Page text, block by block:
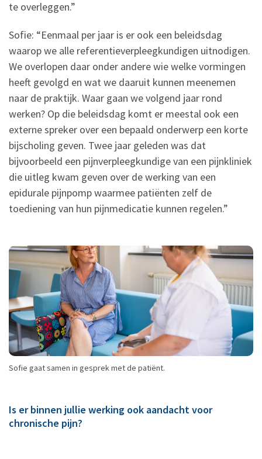
te overleggen.”
Sofie: “Eenmaal per jaar is er ook een beleidsdag
waarop we alle referentieverpleegkundigen uitnodigen.
We overlopen daar onder andere wie welke vormingen
heeft gevolgd en wat we daaruit kunnen meenemen
naar de praktijk. Waar gaan we volgend jaar rond
werken? Op die beleidsdag komt er meestal ook een
externe spreker over een bepaald onderwerp een korte
bijscholing geven. Twee jaar geleden was dat
bijvoorbeeld een pijnverpleegkundige van een pijnkliniek
die uitleg kwam geven over de werking van een
epidurale pijnpomp waarmee patiënten zelf de
toediening van hun pijnmedicatie kunnen regelen.”
Sofie gaat samen in gesprek met de patiënt.
Is er binnen jullie werking ook aandacht voor
chronische pijn?